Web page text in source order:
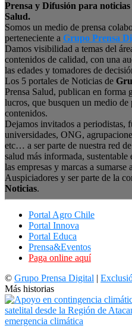
Prensa y Difusión para
Salud.
Somos un medio de prensa
perteneciente a Grupo Prensa
Damos visibilidad a temas del
contenidos de calidad, con una
las edades y tomadores de
Los 5 portales de Noticias de
Prensa Salud, publican en forma
lucros, que busquen un medio
contenidos.
Dejamos invitados a periodistas,
universidades, ONG,
etc… a ser parte de nuestra red
salud más informada,
las empresas y marcas a
Auspiciadores y ser parte de la
Noticias.
Portal Agro Chile
Portal Innova
Portal Educa
Prensa&Eventos
Paga online aquí
© Grupo Prensa Digital |
Más historias